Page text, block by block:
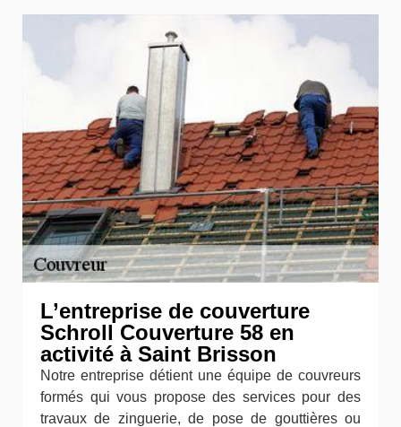
L’entreprise de couverture
Schroll Couverture 58 en
activité à Saint Brisson
Notre entreprise détient une équipe de couvreurs
formés qui vous propose des services pour des
travaux de zinguerie, de pose de gouttières ou